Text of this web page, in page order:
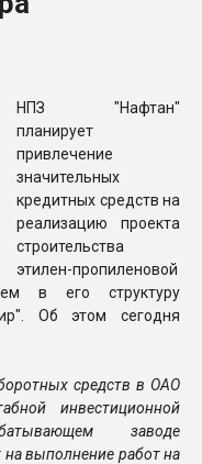
НПЗ "Нафтан"
планирует
привлечение
значительных
кредитных средств на
реализацию проекта
строительства
этилен-пропиленовой
в его структуру
Об этом сегодня
средств в ОАО
инвестиционной
заводе
на выполнение работ на